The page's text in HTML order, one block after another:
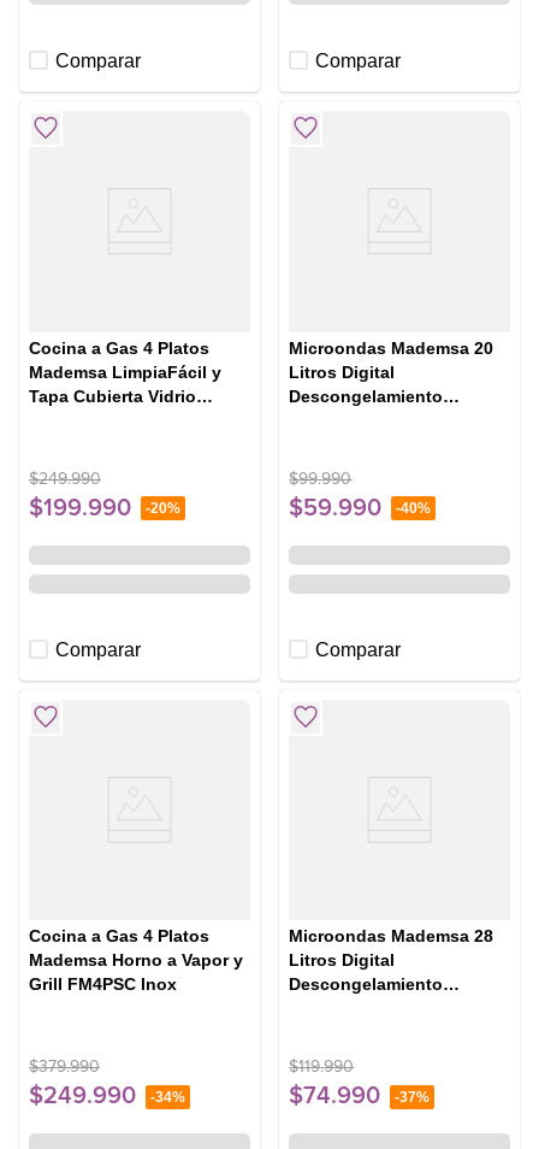
Comparar Comparar
Cocina a Gas 4 Platos
Mademsa LimpiaFácil y
Tapa Cubierta Vidrio
$249.990
$199.990 -20%
Comparar
Microondas Mademsa 20
Litros Digital
Descongelamiento
$99.990
$59.990 -40%
Comparar
Cocina a Gas 4 Platos
Mademsa Horno a Vapor y
Grill FM4PSC Inox
$379.990
$249.990 -34%
Microondas Mademsa 28
Litros Digital
Descongelamiento
$119.990
$74.990 -37%